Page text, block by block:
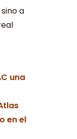
a
una
en el